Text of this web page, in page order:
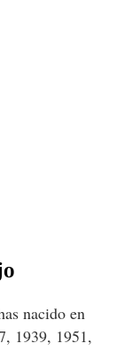
nacido en
1939, 1951,